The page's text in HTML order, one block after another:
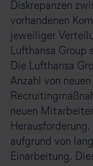
Diskrepanzen
vorhandenen
jeweiliger
Lufthansa Group
Die Lufthansa
Anzahl von
neuen
aufgrund von
Einarbeitung.